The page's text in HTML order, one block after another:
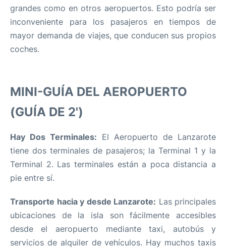
grandes como en otros aeropuertos. Esto podría ser
inconveniente para los pasajeros en tiempos de
mayor demanda de viajes, que conducen sus propios
coches.
MINI-GUÍA DEL AEROPUERTO
(GUÍA DE 2')
Hay Dos Terminales: El Aeropuerto de Lanzarote
tiene dos terminales de pasajeros; la Terminal 1 y la
Terminal 2. Las terminales están a poca distancia a
pie entre sí.
Transporte hacia y desde Lanzarote: Las principales
ubicaciones de la isla son fácilmente accesibles
desde el aeropuerto mediante taxi, autobús y
servicios de alquiler de vehículos. Hay muchos taxis